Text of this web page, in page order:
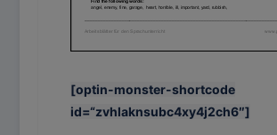
[optin-monster-shortcode
id=“zvhlaknsubc4xy4j2ch6″]